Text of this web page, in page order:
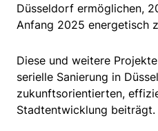
Düsseldorf ermöglichen,
Anfang 2025 energetisch
Diese und weitere
serielle Sanierung in
zukunftsorientierten,
Stadtentwicklung beiträgt.